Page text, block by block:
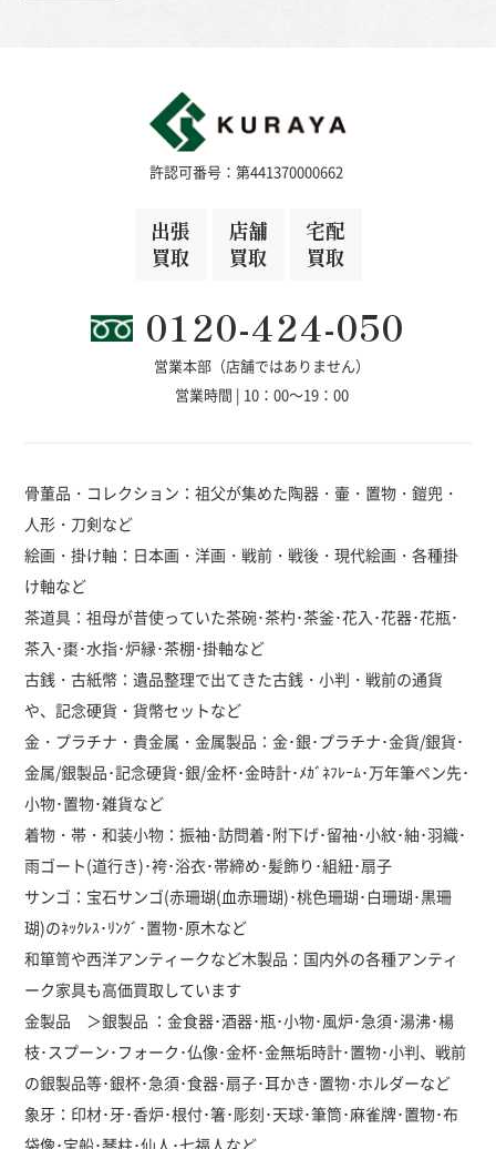
許認可番号：第441370000662
出張
買取
店舗
買取
宅配
買取
0120-424-050
営業本部（店舗ではありません）
営業時間 | 10：00～19：00
骨董品・コレクション：祖父が集めた陶器・壷・置物・鎧兜・
人形・刀剣など
絵画・掛け軸：日本画・洋画・戦前・戦後・現代絵画・各種掛
け軸など
茶道具：祖母が昔使っていた茶碗･茶杓･茶釜･花入･花器･花瓶･
茶入･棗･水指･炉縁･茶棚･掛軸など
古銭・古紙幣：遺品整理で出てきた古銭・小判・戦前の通貨
や、記念硬貨・貨幣セットなど
金・プラチナ・貴金属・金属製品：金･銀･プラチナ･金貨/銀貨･
金属/銀製品･記念硬貨･銀/金杯･金時計･ﾒｶﾞﾈﾌﾚｰﾑ･万年筆ペン先･
小物･置物･雑貨など
着物・帯・和装小物：振袖･訪問着･附下げ･留袖･小紋･紬･羽織･
雨ゴート(道行き)･袴･浴衣･帯締め･髪飾り･組紐･扇子
サンゴ：宝石サンゴ(赤珊瑚(血赤珊瑚)･桃色珊瑚･白珊瑚･黒珊
瑚)のﾈｯｸﾚｽ･ﾘﾝｸﾞ･置物･原木など
和箪笥や西洋アンティークなど木製品：国内外の各種アンティ
ーク家具も高価買取しています
金製品 ＞銀製品 ：金食器･酒器･瓶･小物･風炉･急須･湯沸･楊
枝･スプーン･フォーク･仏像･金杯･金無垢時計･置物･小判、戦前
の銀製品等･銀杯･急須･食器･扇子･耳かき･置物･ホルダーなど
象牙：印材･牙･香炉･根付･箸･彫刻･天球･筆筒･麻雀牌･置物･布
袋像･宝船･琴柱･仙人･七福人など